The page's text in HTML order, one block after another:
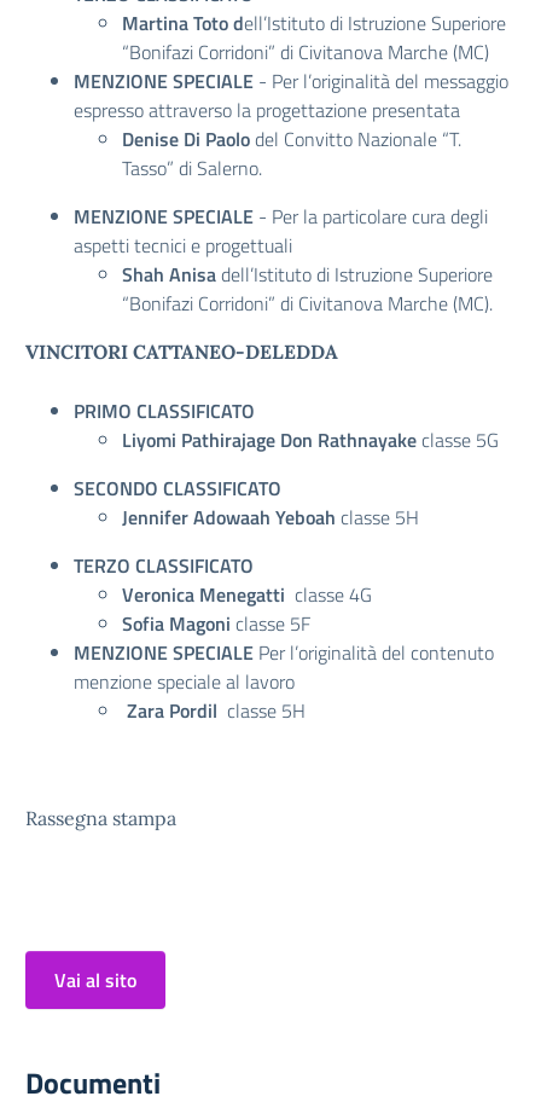
Martina Toto dell’Istituto di Istruzione Superiore
“Bonifazi Corridoni” di Civitanova Marche (MC)
MENZIONE SPECIALE - Per l’originalità del messaggio
espresso attraverso la progettazione presentata
Denise Di Paolodel Convitto Nazionale “T.
Tasso” di Salerno.
MENZIONE SPECIALE - Per la particolare cura degli
aspetti tecnici e progettuali
Shah Anisadell’Istituto di Istruzione Superiore
“Bonifazi Corridoni” di Civitanova Marche (MC).
VINCITORI CATTANEO-DELEDDA
PRIMO CLASSIFICATO
Liyomi Pathirajage Don Rathnayake classe 5G
SECONDO CLASSIFICATO
Jennifer Adowaah Yeboah classe 5H
TERZO CLASSIFICATO
Veronica Menegatti classe 4G
Sofia Magoni classe 5F
MENZIONE SPECIALE Per l’originalità del contenuto
menzione speciale al lavoro
Zara Pordil classe 5H
Rassegna stampa
Vai al sito
Documenti